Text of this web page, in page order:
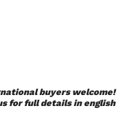
buyers welcome!
for full details in english